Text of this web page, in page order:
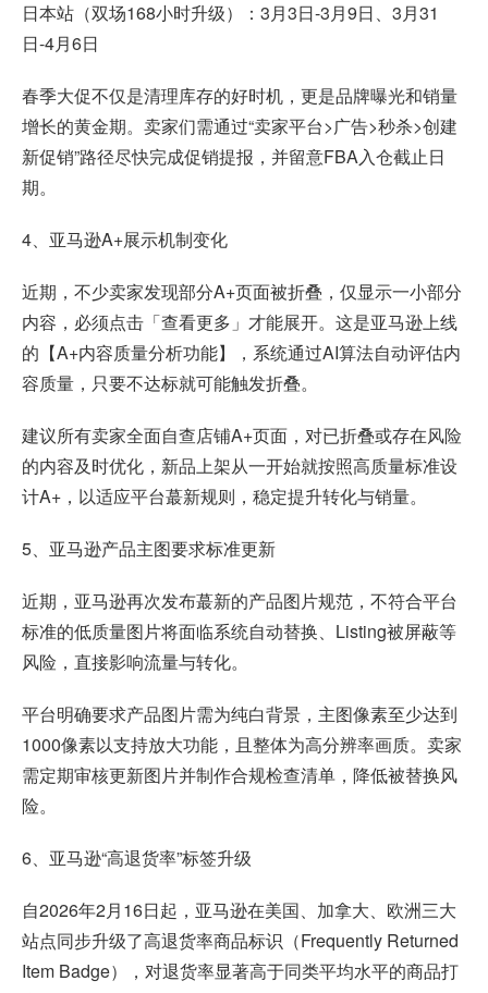
日本站（双场168小时升级）：3月3日-3月9日、3月31
日-4月6日
春季大促不仅是清理库存的好时机，更是品牌曝光和销量
增长的黄金期。卖家们需通过“卖家平台>广告>秒杀>创建
新促销”路径尽快完成促销提报，并留意FBA入仓截止日
期。
4、亚马逊A+展示机制变化
近期，不少卖家发现部分A+页面被折叠，仅显示一小部分
内容，必须点击「查看更多」才能展开。这是亚马逊上线
的【A+内容质量分析功能】，系统通过AI算法自动评估内
容质量，只要不达标就可能触发折叠。
建议所有卖家全面自查店铺A+页面，对已折叠或存在风险
的内容及时优化，新品上架从一开始就按照高质量标准设
计A+，以适应平台蕞新规则，稳定提升转化与销量。
5、亚马逊产品主图要求标准更新
近期，亚马逊再次发布蕞新的产品图片规范，不符合平台
标准的低质量图片将面临系统自动替换、Listing被屏蔽等
风险，直接影响流量与转化。
平台明确要求产品图片需为纯白背景，主图像素至少达到
1000像素以支持放大功能，且整体为高分辨率画质。卖家
需定期审核更新图片并制作合规检查清单，降低被替换风
险。
6、亚马逊“高退货率”标签升级
自2026年2月16日起，亚马逊在美国、加拿大、欧洲三大
站点同步升级了高退货率商品标识（Frequently Returned
Item Badge），对退货率显著高于同类平均水平的商品打